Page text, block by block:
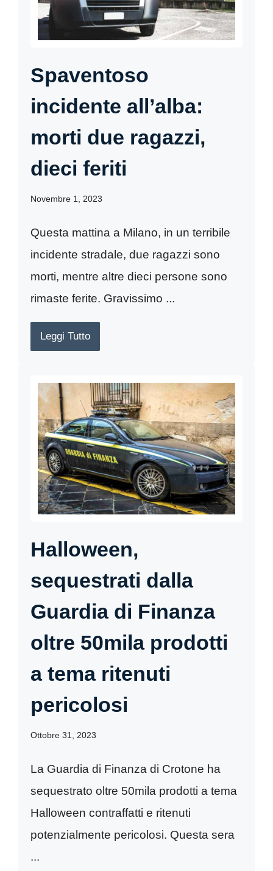
Spaventoso
incidente all’alba:
morti due ragazzi,
dieci feriti
Novembre 1, 2023
Questa mattina a Milano, in un terribile
incidente stradale, due ragazzi sono
morti, mentre altre dieci persone sono
rimaste ferite. Gravissimo ...
Leggi Tutto
Halloween,
sequestrati dalla
Guardia di Finanza
oltre 50mila prodotti
a tema ritenuti
pericolosi
Ottobre 31, 2023
La Guardia di Finanza di Crotone ha
sequestrato oltre 50mila prodotti a tema
Halloween contraffatti e ritenuti
potenzialmente pericolosi. Questa sera
...